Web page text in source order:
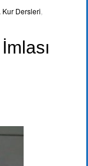
Kur Dersleri